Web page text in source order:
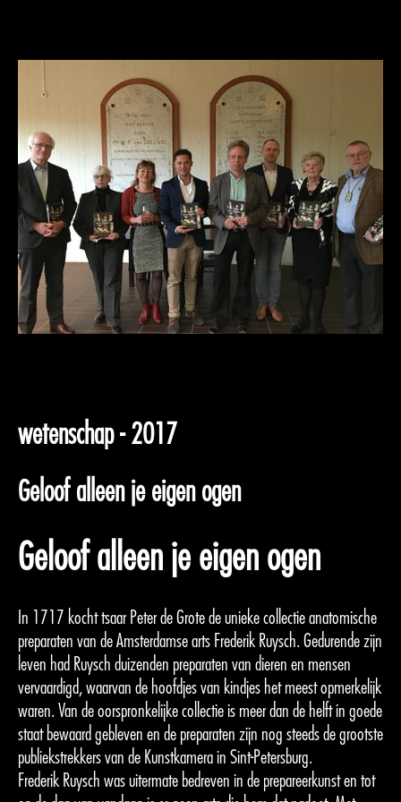
wetenschap - 2017
Geloof alleen je eigen ogen
Geloof alleen je eigen ogen
In 1717 kocht tsaar Peter de Grote de unieke collectie anatomische
preparaten van de Amsterdamse arts Frederik Ruysch. Gedurende zijn
leven had Ruysch duizenden preparaten van dieren en mensen
vervaardigd, waarvan de hoofdjes van kindjes het meest opmerkelijk
waren. Van de oorspronkelijke collectie is meer dan de helft in goede
staat bewaard gebleven en de preparaten zijn nog steeds de grootste
publiekstrekkers van de Kunstkamera in Sint-Petersburg.
Frederik Ruysch was uitermate bedreven in de prepareerkunst en tot